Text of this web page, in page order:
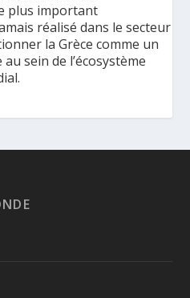
plus important
réalisé dans le secteur
la Grèce comme un
sein de l’écosystème
renforcer la sécurité,
les principaux axes de
d’euros destinée à